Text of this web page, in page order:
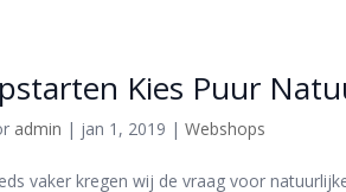
Kies Puur
admin | jan 1, 2019 | Webshops
vaker kregen wij de vraag voor